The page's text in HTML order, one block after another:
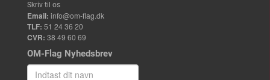
Skriv til os
Email: info@om-flag.dk
TLF: 51 24 36 20
CVR: 38 49 60 69
OM-Flag Nyhedsbrev